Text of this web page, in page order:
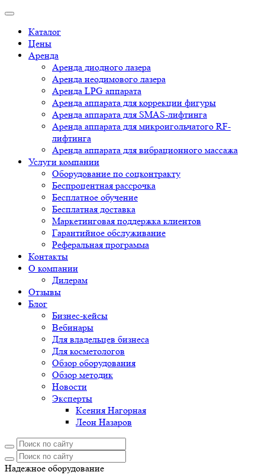
Каталог
Цены
Аренда
Аренда диодного лазера
Аренда неодимового лазера
Аренда LPG аппарата
Аренда аппарата для коррекции фигуры
Аренда аппарата для SMAS-лифтинга
Аренда аппарата для микроигольчатого RF-
лифтинга
Аренда аппарата для вибрационного массажа
Услуги компании
Оборудование по соцконтракту
Беспроцентная рассрочка
Бесплатное обучение
Бесплатная доставка
Маркетинговая поддержка клиентов
Гарантийное обслуживание
Реферальная программа
Контакты
О компании
Дилерам
Отзывы
Блог
Бизнес-кейсы
Вебинары
Для владельцев бизнеса
Для косметологов
Обзор оборудования
Обзор методик
Новости
Эксперты
Ксения Нагорная
Леон Назаров
Надежное оборудование